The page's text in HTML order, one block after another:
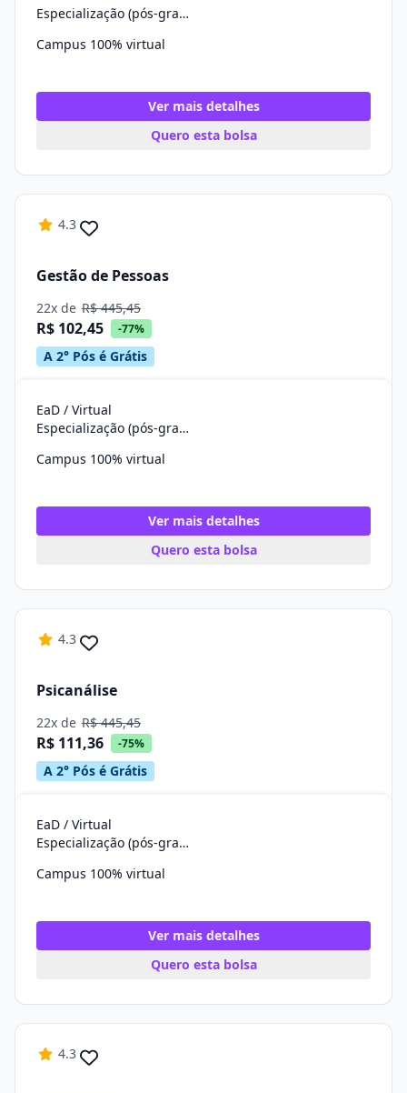
Especialização (pós-graduação)
Campus 100% virtual
Ver mais detalhes
Quero esta bolsa
4.3
Gestão de Pessoas
22x de R$ 445,45
R$ 102,45 -77%
A 2° Pós é Grátis
EaD / Virtual
Especialização (pós-graduação)
Campus 100% virtual
Ver mais detalhes
Quero esta bolsa
4.3
Psicanálise
22x de R$ 445,45
R$ 111,36 -75%
A 2° Pós é Grátis
EaD / Virtual
Especialização (pós-graduação)
Campus 100% virtual
Ver mais detalhes
Quero esta bolsa
4.3